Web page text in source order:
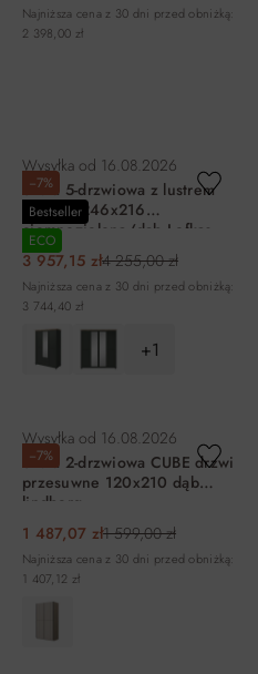
Najniższa cena z 30 dni przed obniżką:
2 398,00 zł
−7%
Bestseller
ECO
Wysyłka od 16.08.2026
Szafa 5-drzwiowa z lustrem
EVORA 246x216
ciemnozielona/dąb Lefkas
3 957,15 zł4 255,00 zł
Najniższa cena z 30 dni przed obniżką:
3 744,40 zł
+1
−7%
Wysyłka od 16.08.2026
Szafa 2-drzwiowa CUBE drzwi
przesuwne 120x210 dąb
lindberg
1 487,07 zł1 599,00 zł
Najniższa cena z 30 dni przed obniżką:
1 407,12 zł